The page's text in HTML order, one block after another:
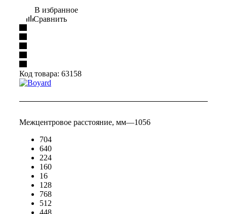
В избранное
Сравнить
Код товара: 63158
Межцентровое расстояние, мм—1056
704
640
224
160
16
128
768
512
448